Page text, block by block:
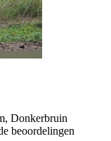
Donkerbruin
beoordelingen